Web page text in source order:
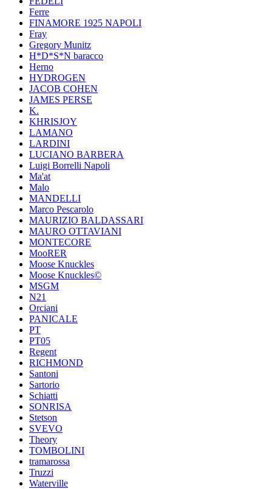
Ferre
FINAMORE 1925 NAPOLI
Fray
Gregory Munitz
H*D*S*N baracco
Herno
HYDROGEN
JACOB COHEN
JAMES PERSE
K.
KHRISJOY
LAMANO
LARDINI
LUCIANO BARBERA
Luigi Borrelli Napoli
Ma'at
Malo
MANDELLI
Marco Pescarolo
MAURIZIO BALDASSARI
MAURO OTTAVIANI
MONTECORE
MooRER
Moose Knuckles
Moose Knuckles©️
MSGM
N21
Orciani
PANICALE
PT
PT05
Regent
RICHMOND
Santoni
Sartorio
Schiatti
SONRISA
Stetson
SVEVO
Theory
TOMBOLINI
tramarossa
Truzzi
Waterville